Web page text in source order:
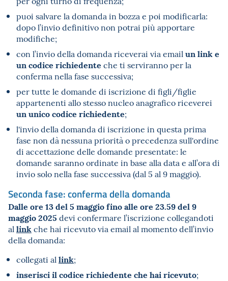
puoi salvare la domanda in bozza e poi modificarla:
dopo l’invio definitivo non potrai più apportare
modifiche;
con l’invio della domanda riceverai via email un link e
un codice richiedente che ti serviranno per la
conferma nella fase successiva;
per tutte le domande di iscrizione di figli/figlie
appartenenti allo stesso nucleo anagrafico riceverei
un unico codice richiedente;
l'invio della domanda di iscrizione in questa prima
fase non dà nessuna priorità o precedenza sull'ordine
di accettazione delle domande presentate: le
domande saranno ordinate in base alla data e all’ora di
invio solo nella fase successiva (dal 5 al 9 maggio).
Seconda fase: conferma della domanda
Dalle ore 13 del 5 maggio fino alle ore 23.59 del 9
maggio 2025 devi confermare l’iscrizione collegandoti
al linkche hai ricevuto via email al momento dell’invio
della domanda:
collegati al link;
inserisci il codice richiedente che hai ricevuto;